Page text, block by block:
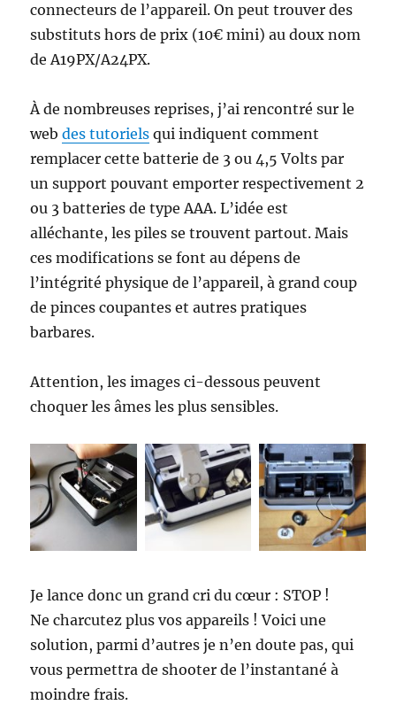
connecteurs de l’appareil. On peut trouver des
substituts hors de prix (10€ mini) au doux nom
de A19PX/A24PX.
À de nombreuses reprises, j’ai rencontré sur le
webdes tutoriels qui indiquent comment
remplacer cette batterie de 3 ou 4,5 Volts par
un support pouvant emporter respectivement 2
ou 3 batteries de type AAA. L’idée est
alléchante, les piles se trouvent partout. Mais
ces modifications se font au dépens de
l’intégrité physique de l’appareil, à grand coup
de pinces coupantes et autres pratiques
barbares.
Attention, les images ci-dessous peuvent
choquer les âmes les plus sensibles.
Je lance donc un grand cri du cœur : STOP !
Ne charcutez plus vos appareils ! Voici une
solution, parmi d’autres je n’en doute pas, qui
vous permettra de shooter de l’instantané à
moindre frais.